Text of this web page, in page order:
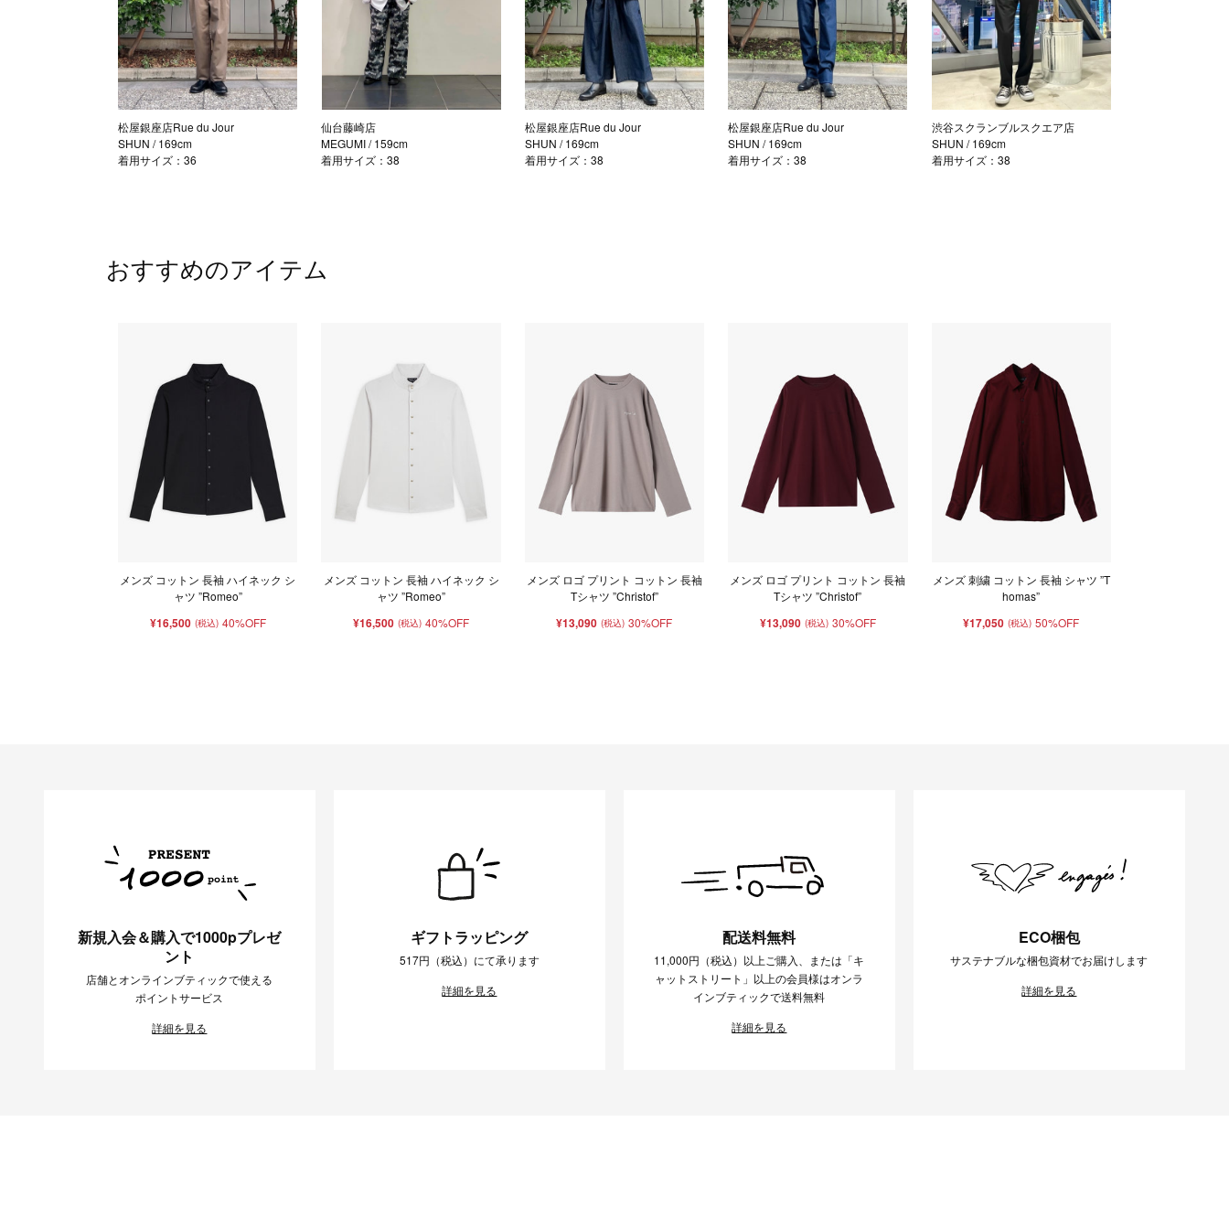
松屋銀座店Rue du Jour
SHUN / 169cm
着用サイズ：36
仙台藤崎店
MEGUMI/ 159cm
着用サイズ：38
松屋銀座店Rue du Jour
SHUN / 169cm
着用サイズ：38
松屋銀座店Rue du Jour
SHUN/ 169cm
着用サイズ：38
渋谷スクランブルスクエア店
SHUN / 169cm
着用サイズ：38
おすすめのアイテム
メンズ コットン 長袖 ハイネック シ
ャツ ”Romeo”
¥16,500 (税込) 40%OFF
メンズ コットン 長袖 ハイネック シ
ャツ ”Romeo”
¥16,500 (税込) 40%OFF
メンズ ロゴ プリント コットン 長袖
Tシャツ ”Christof”
¥13,090 (税込) 30%OFF
メンズ ロゴ プリント コットン 長袖
Tシャツ ”Christof”
¥13,090 (税込) 30%OFF
メンズ 刺繍 コットン 長袖 シャツ ”T
homas”
¥17,050 (税込) 50%OFF
新規入会＆購入で1000pプレゼ
ント
店舗とオンラインブティックで使える
ポイントサービス
詳細を見る
ギフトラッピング
517円（税込）にて承ります
詳細を見る
配送料無料
11,000円（税込）以上ご購入、または「キ
ャットストリート」以上の会員様はオンラ
インブティックで送料無料
詳細を見る
ECO梱包
サステナブルな梱包資材でお届けします
詳細を見る